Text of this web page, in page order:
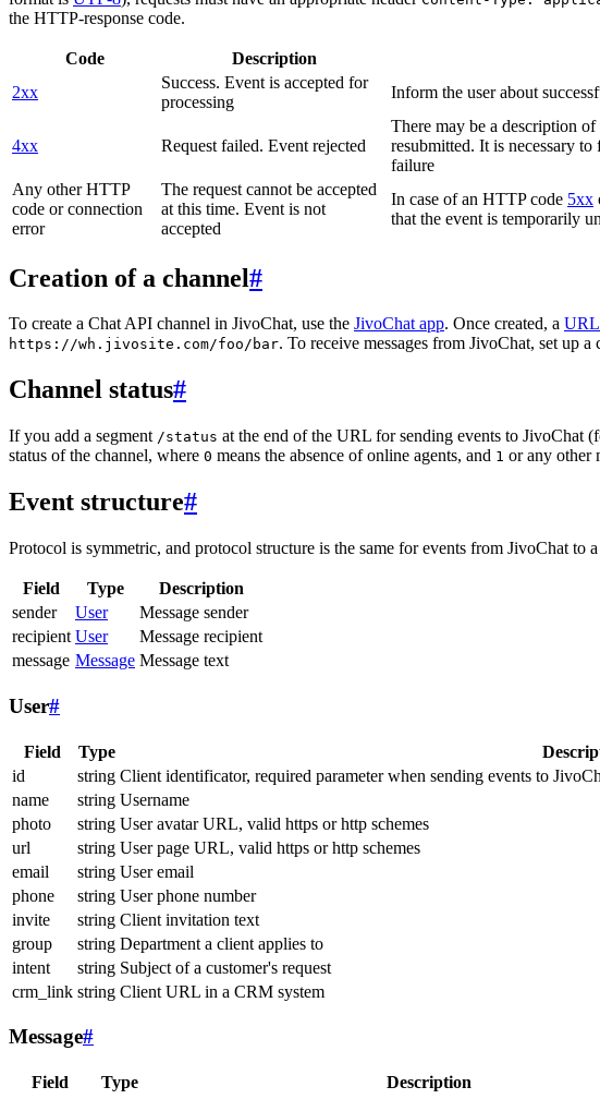
the HTTP-response code.
Code Description
2xx
Success. Event is accepted for
processing
Inform the user about
4xx Request failed. Event rejected
There may be a description
resubmitted. It is necessary
failure
Any other HTTP
code or connection
error
The request cannot be accepted
at this time. Event is not
accepted
In case of an HTTP code 5xx
that the event is temporarily
Creation of a channel#
To create a Chat API channel in JivoChat, use the JivoChat app. Once created, a URL
https://wh.jivosite.com/foo/bar. To receive messages from JivoChat, set up
Channel status#
If you add a segment /status at the end of the URL for sending events to JivoChat
status of the channel, where 0 means the absence of online agents, and 1 or any other
Event structure#
Protocol is symmetric, and protocol structure is the same for events from JivoChat to
Field Type
Description
sender
User
Message sender
recipient User
Message recipient
message Message Message text
User#
Field Type
id
string Client identificator, required parameter when sending events to
name
string Username
photo
string User avatar URL, valid https or http schemes
url
string User page URL, valid https or http schemes
email
string User email
phone
string User phone number
invite
string Client invitation text
group
string Department a client applies to
intent
string Subject of a customer's request
crm_link string Client URL in a CRM system
Message#
Field Type Description